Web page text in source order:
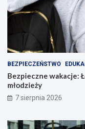
BEZPIECZEŃSTWO
Bezpieczne wakacje:
młodzieży
7 sierpnia 2026